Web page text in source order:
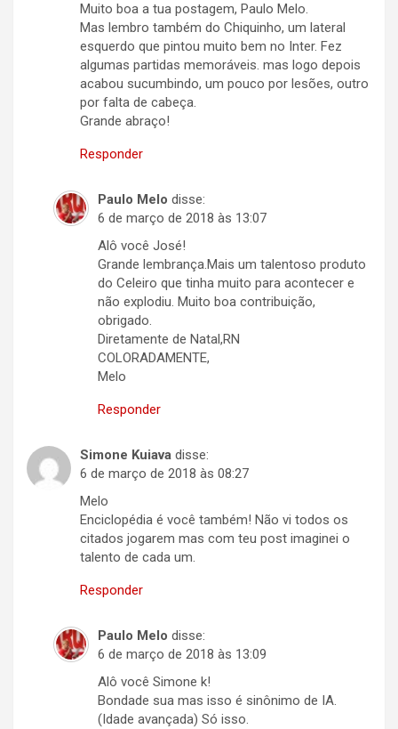
Muito boa a tua postagem, Paulo Melo.
Mas lembro também do Chiquinho, um lateral
esquerdo que pintou muito bem no Inter. Fez
algumas partidas memoráveis. mas logo depois
acabou sucumbindo, um pouco por lesões, outro
por falta de cabeça.
Grande abraço!
Responder
Paulo Melo disse:
6 de março de 2018 às 13:07
Alô você José!
Grande lembrança.Mais um talentoso produto
do Celeiro que tinha muito para acontecer e
não explodiu. Muito boa contribuição,
obrigado.
Diretamente de Natal,RN
COLORADAMENTE,
Melo
Responder
Simone Kuiava disse:
6 de março de 2018 às 08:27
Melo
Enciclopédia é você também! Não vi todos os
citados jogarem mas com teu post imaginei o
talento de cada um.
Responder
Paulo Melo disse:
6 de março de 2018 às 13:09
Alô você Simone k!
Bondade sua mas isso é sinônimo de IA.
(Idade avançada) Só isso.